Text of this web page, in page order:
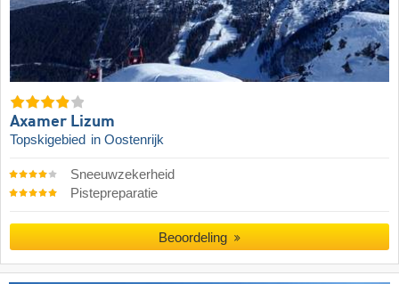
Axamer Lizum
Topskigebied in Oostenrijk
Sneeuwzekerheid
Pistepreparatie
Beoordeling